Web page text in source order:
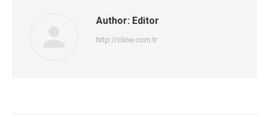
Author: Editor
http://cline.com.tr